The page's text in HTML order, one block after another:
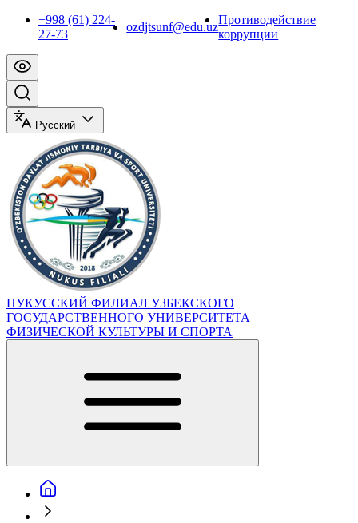
+998 (61) 224-
27-73
ozdjtsunf@edu.uz
Противодействие
коррупции
Русский
НУКУССКИЙ ФИЛИАЛ УЗБЕКСКОГО
ГОСУДАРСТВЕННОГО УНИВЕРСИТЕТА
ФИЗИЧЕСКОЙ КУЛЬТУРЫ И СПОРТА